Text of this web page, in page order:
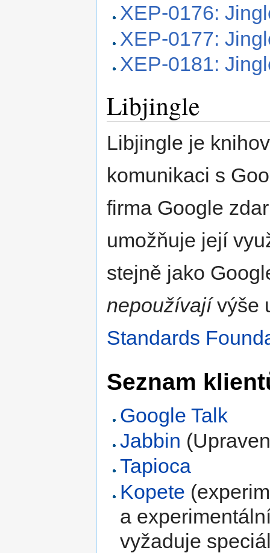
XEP-0176:
XEP-0177:
XEP-0181:
Libjingle
Libjingle je
komunikaci s
firma Google
umožňuje její
stejně jako
nepoužívajívýše
Standards
Seznam
Google Talk
Jabbin
Tapioca
Kopete
a
vyžaduje